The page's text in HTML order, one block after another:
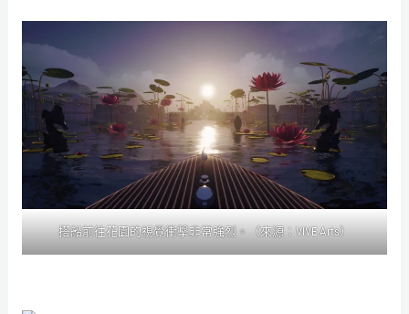
搭船前往花園的視覺衝擊非常強烈。（來源：VIVE Arts）